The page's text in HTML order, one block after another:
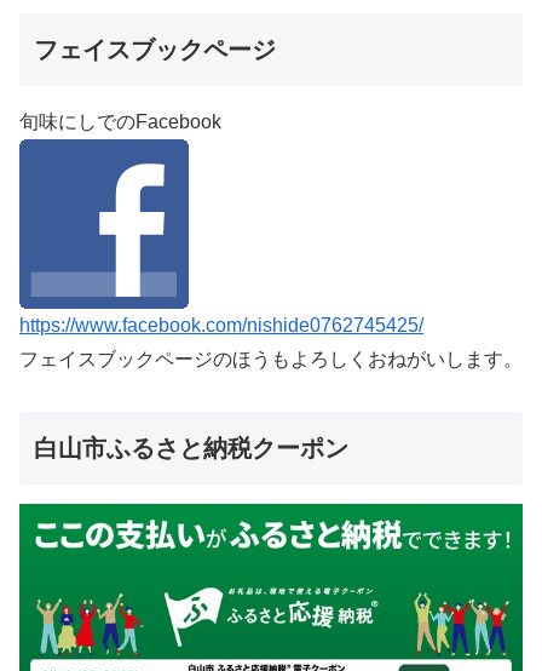
フェイスブックページ
旬味にしでのFacebook
https://www.facebook.com/nishide0762745425/
フェイスブックページのほうもよろしくおねがいします。
白山市ふるさと納税クーポン